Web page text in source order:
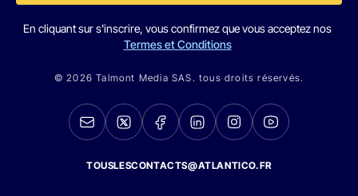
En cliquant sur s'inscrire, vous confirmez que vous acceptez nos
Termes et Conditions
© 2026 Talmont Media SAS. tous droits réservés.
TOUSLESCONTACTS@ATLANTICO.FR